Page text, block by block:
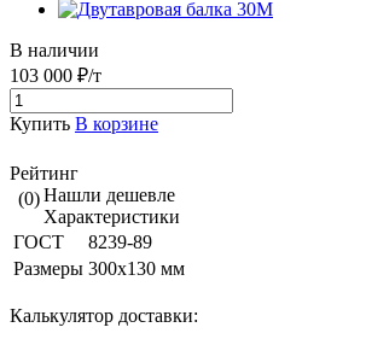
В наличии
103 000 ₽/т
Купить В корзине
Рейтинг
(0)Нашли дешевле
Характеристики
ГОСТ
8239-89
Размеры 300x130 мм
Калькулятор доставки: